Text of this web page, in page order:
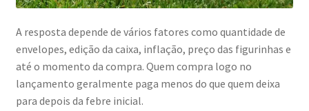
A resposta depende de vários fatores como quantidade de
envelopes, edição da caixa, inflação, preço das figurinhas e
até o momento da compra. Quem compra logo no
lançamento geralmente paga menos do que quem deixa
para depois da febre inicial.